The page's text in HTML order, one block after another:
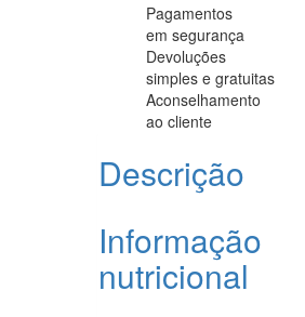
Pagamentos
em segurança
Devoluções
simples e gratuitas
Aconselhamento
ao cliente
Descrição
Informação
nutricional